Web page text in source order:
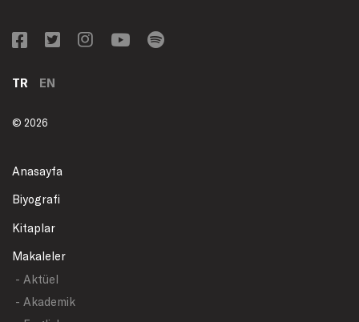
TR EN
© 2026
Anasayfa
Biyografi
Kitaplar
Makaleler
- Aktüel
- Akademik